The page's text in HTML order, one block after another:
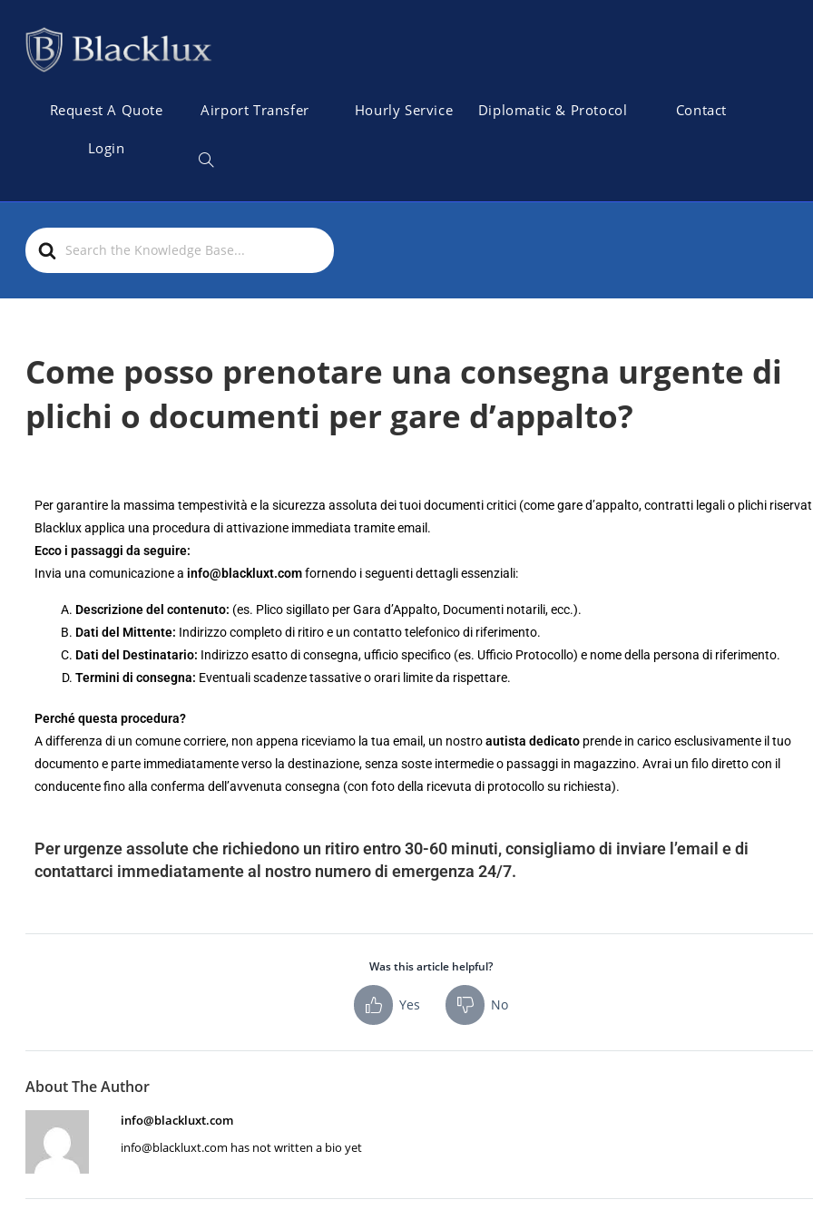
Request A Quote Airport Transfer Hourly Service Diplomatic & Protocol Contact
Login
S
e
FCome posso prenotare una consegna urgente di
plichi o documenti per gare d’appalto?
Per garantire la massima tempestività e la sicurezza assoluta dei tuoi documenti critici (come gare d’appalto, contratti legali o plichi
Blacklux applica una procedura di attivazione immediata tramite email.
Ecco i passaggi da seguire:
Invia una comunicazione a info@blackluxt.comfornendo i seguenti dettagli essenziali:
Descrizione del contenuto: (es. Plico sigillato per Gara d’Appalto, Documenti notarili, ecc.).
Dati del Mittente: Indirizzo completo di ritiro e un contatto telefonico di riferimento.
Dati del Destinatario: Indirizzo esatto di consegna, ufficio specifico (es. Ufficio Protocollo) e nome della persona di riferimento.
Termini di consegna: Eventuali scadenze tassative o orari limite da rispettare.
Perché questa procedura?
A differenza di un comune corriere, non appena riceviamo la tua email, un nostroautista dedicato prende in carico esclusivamente il tuo
documento e parte immediatamente verso la destinazione, senza soste intermedie o passaggi in magazzino. Avrai un filo diretto con il
conducente fino alla conferma dell’avvenuta consegna (con foto della ricevuta di protocollo su richiesta).
Per urgenze assolute che richiedono un ritiro entro 30-60 minuti, consigliamo di inviare l’email e di
contattarci immediatamente al nostro numero di emergenza 24/7.
Was this article helpful?
Yes No
About The Author
info@blackluxt.com
info@blackluxt.com has not written a bio yet